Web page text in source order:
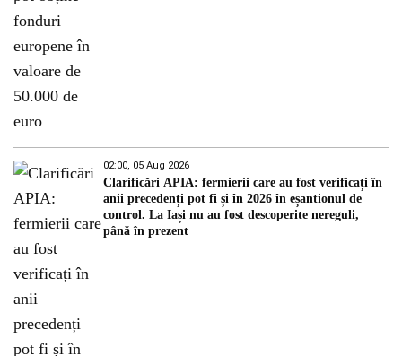
02:00, 05 Aug 2026
Clarificări APIA: fermierii care au fost verificați în
anii precedenți pot fi și în 2026 în eșantionul de
control. La Iași nu au fost descoperite nereguli,
până în prezent